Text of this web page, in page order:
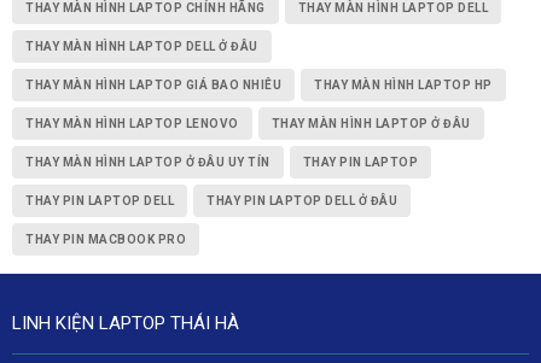
THAY MÀN HÌNH LAPTOP CHÍNH HÃNG THAY MÀN HÌNH LAPTOP DELL
THAY MÀN HÌNH LAPTOP DELL Ở ĐÂU
THAY MÀN HÌNH LAPTOP GIÁ BAO NHIÊU THAY MÀN HÌNH LAPTOP HP
THAY MÀN HÌNH LAPTOP LENOVO THAY MÀN HÌNH LAPTOP Ở ĐÂU
THAY MÀN HÌNH LAPTOP Ở ĐÂU UY TÍN THAY PIN LAPTOP
THAY PIN LAPTOP DELL THAY PIN LAPTOP DELL Ở ĐÂU
THAY PIN MACBOOK PRO
LINH KIỆN LAPTOP THÁI HÀ